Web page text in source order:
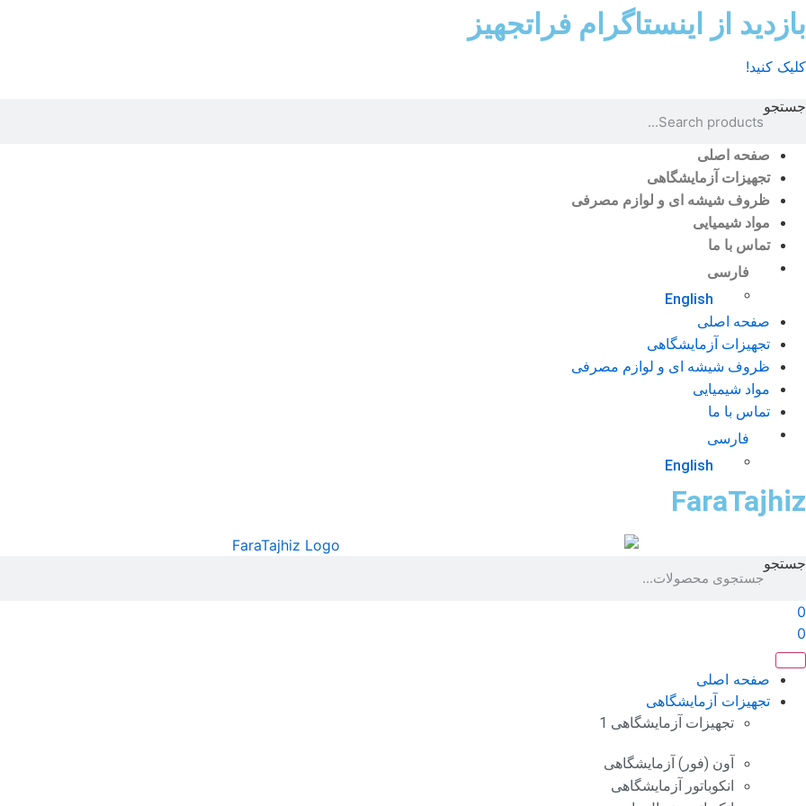
پرش
به
بازدید از اینستاگرام فراتجهیز
کلیک کنید!
جستجو
صفحه اصلی
تجهیزات آزمایشگاهی
ظروف شیشه ای و لوازم مصرفی
مواد شیمیایی
تماس با ما
فارسی
English
صفحه اصلی
تجهیزات آزمایشگاهی
ظروف شیشه ای و لوازم مصرفی
مواد شیمیایی
تماس با ما
فارسی
English
FaraTajhiz
جستجو
0
0
صفحه اصلی
تجهیزات آزمایشگاهی
تجهیزات آزمایشگاهی 1
آون (فور) آزمایشگاهی
انکوباتور آزمایشگاهی